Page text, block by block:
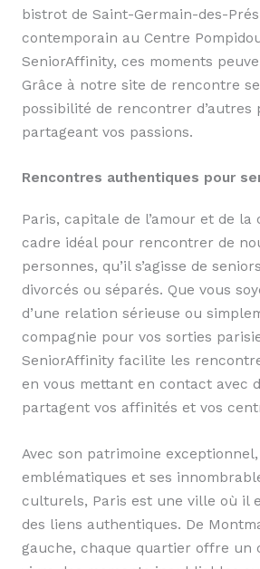
bistrot de Saint-Germain-des-
contemporain au Centre
SeniorAffinity, ces moments
Grâce à notre site de rencontre
possibilité de rencontrer d’autres
partageant vos passions.
Rencontres authentiques pour
Paris, capitale de l’amour et de
cadre idéal pour rencontrer de
personnes, qu’il s’agisse de
divorcés ou séparés. Que vous
d’une relation sérieuse ou
compagnie pour vos sorties
SeniorAffinity facilite les
en vous mettant en contact avec
partagent vos affinités et vos
Avec son patrimoine
emblématiques et ses
culturels, Paris est une ville où il
des liens authentiques. De
gauche, chaque quartier offre un